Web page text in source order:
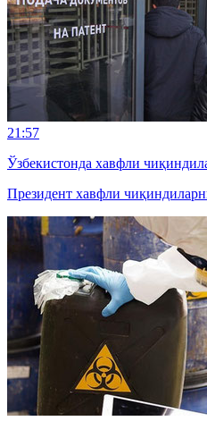
21:57
Ўзбекистонда хавфли
Президент хавфли